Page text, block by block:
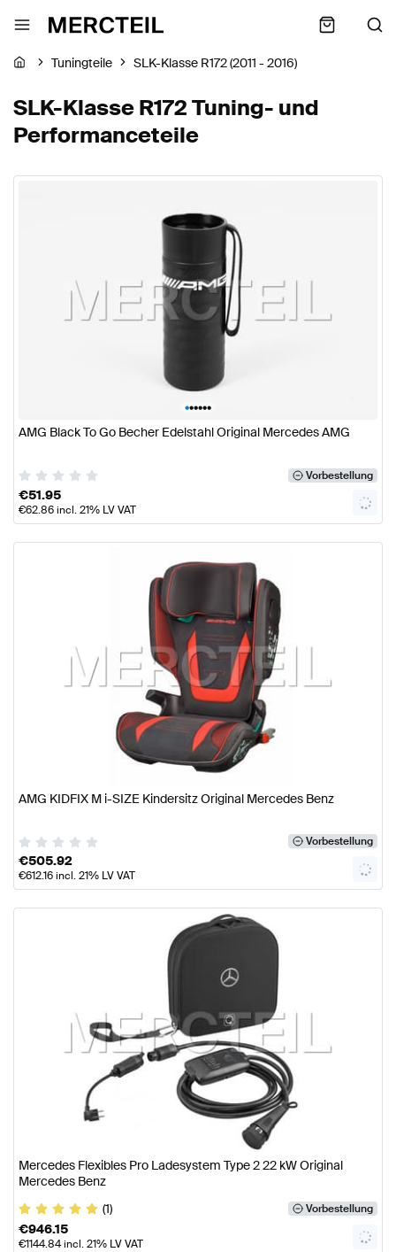
Tuningteile SLK-Klasse R172 (2011 - 2016)
SLK-Klasse R172 Tuning- und
Performanceteile
••••••
AMG Black To Go Becher Edelstahl Original Mercedes AMG
Vorbestellung
€51.95
€62.86incl. 21% LV VAT
AMG KIDFIX M i-SIZE Kindersitz Original Mercedes Benz
Vorbestellung
€505.92
€612.16incl. 21% LV VAT
Mercedes Flexibles Pro Ladesystem Type 2 22 kW Original
Mercedes Benz
(1)
Vorbestellung
€946.15
€1144.84incl. 21% LV VAT